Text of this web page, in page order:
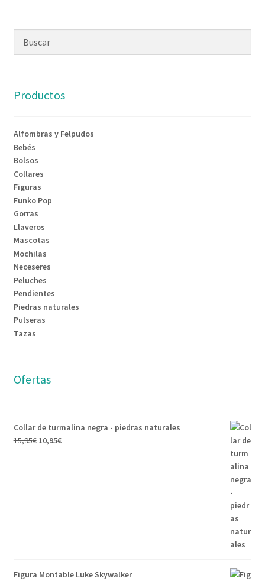
Productos
Alfombras y Felpudos
Bebés
Bolsos
Collares
Figuras
Funko Pop
Gorras
Llaveros
Mascotas
Mochilas
Neceseres
Peluches
Pendientes
Piedras naturales
Pulseras
Tazas
Ofertas
Collar de turmalina negra - piedras naturales
15,95€ 10,95€
Figura Montable Luke Skywalker